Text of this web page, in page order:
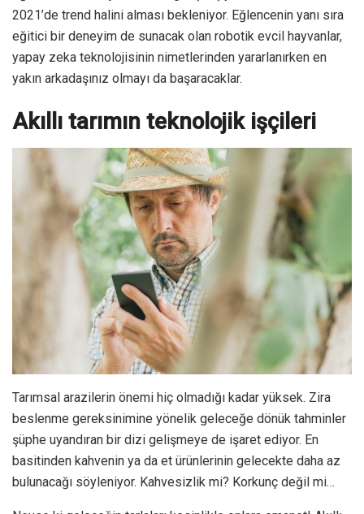
Tarımsal arazilerin önemi hiç olmadığı kadar yüksek. Zira
beslenme gereksinimine yönelik geleceğe dönük tahminler
şüphe uyandıran bir dizi gelişmeye de işaret ediyor. En
basitinden kahvenin ya da et ürünlerinin gelecekte daha az
bulunacağı söyleniyor. Kahvesizlik mi? Korkunç değil mi…
Neyse ki geleceğin tarlaları kesinlikle onlara emanet! Akıllı
tarım robotları alanındaki inovasyon ve gelişim hızı birçok
segmentin katbekat üzerinde. Bu teknolojinin tarımın gittikçe
daha önemli hal aldığı, her metrekare toprağın en iyi şekilde
işlenmesine duyulan gereksinimin gittikçe arttığı
günümüzde olası risk unsurları ile mücadelede en iyi çözüm
olacağına inanılıyor.